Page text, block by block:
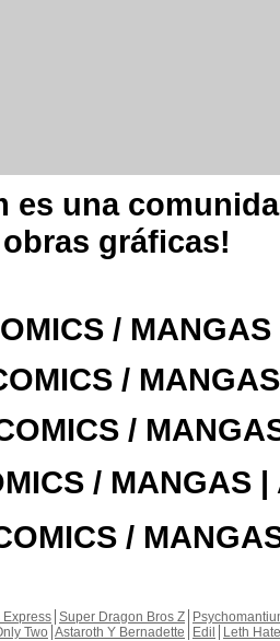
es una
gráficas!
/
/
/
/ MANGAS |
/
Super Dragon Bros Z
Two Astaroth Y Bernadette Edil
Leth Hate